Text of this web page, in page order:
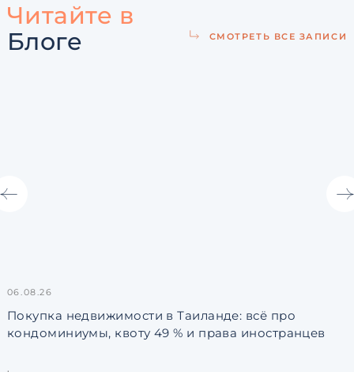
Читайте в
Блоге
СМОТРЕТЬ ВСЕ ЗАПИСИ
06.08.26
Покупка недвижимости в Таиланде: всё про
кондоминиумы, квоту 49 % и права иностранцев